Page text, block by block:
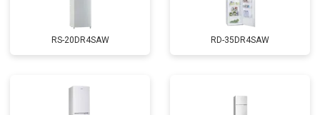
RS-20DR4SAW RD-35DR4SAW